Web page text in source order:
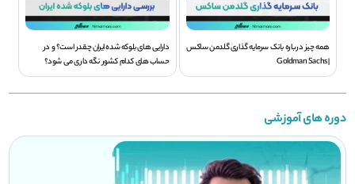
همه چیز درباره بانک سرمایه گذاری گلدمن ساکس
| Goldman Sachs
دارایی های بلوکه شده ایران چقدر است؟ و در
حساب های کدام کشور نگه داری می شود؟
دوره های آموزشی